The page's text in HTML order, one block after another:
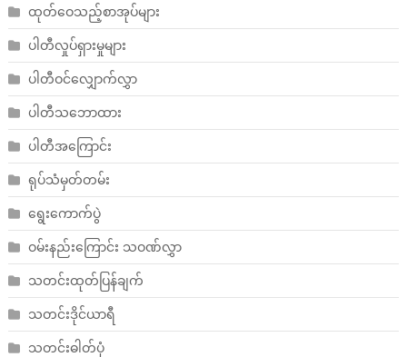
ထုတ်ဝေသည့်စာအုပ်များ
ပါတီလှုပ်ရှားမှုများ
ပါတီဝင်လျှောက်လွှာ
ပါတီသဘောထား
ပါတီအကြောင်း
ရုပ်သံမှတ်တမ်း
ရွေးကောက်ပွဲ
ဝမ်းနည်းကြောင်း သဝဏ်လွှာ
သတင်းထုတ်ပြန်ချက်
သတင်းဒိုင်ယာရီ
သတင်းဓါတ်ပုံ